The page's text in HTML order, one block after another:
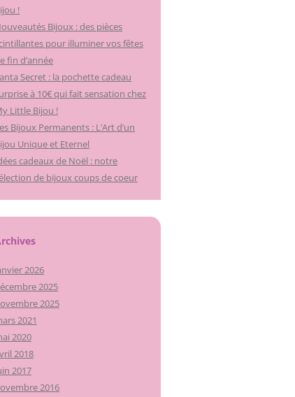
!
Bijoux : des pièces
pour illuminer vos fêtes
fin d’année
Secret : la pochette cadeau
à 10€ qui fait sensation chez
Little Bijou !
Bijoux Permanents : L’Art d’un
Unique et Eternel
cadeaux de Noël : notre
de bijoux coups de coeur
2026
2025
2025
2021
2020
2018
2017
2016